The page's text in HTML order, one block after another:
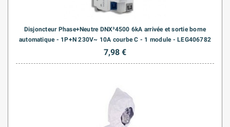
Disjoncteur Phase+Neutre DNX³4500 6kA arrivée et sortie borne
automatique - 1P+N 230V~ 10A courbe C - 1 module - LEG406782
7,98 €